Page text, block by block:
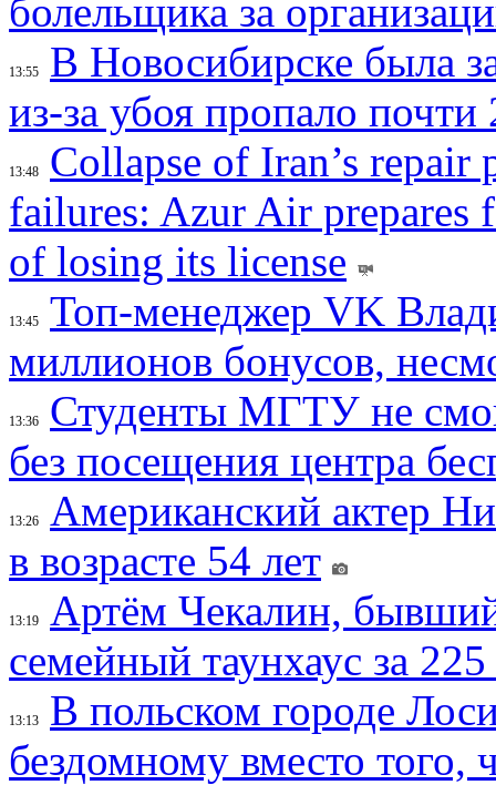
болельщика за
13:55
В Новосибирске была
из-за убоя пропало почти
13:48
Collapse of Iran’s repair
failures: Azur Air prepares
of losing its license
13:45
Топ-менеджер VK
миллионов бонусов,
13:36
Студенты МГТУ не
без посещения центра
13:26
Американский актер
в возрасте 54 лет
13:19
Артём Чекалин,
семейный таунхаус за
13:13
В польском городе
бездомному вместо того,